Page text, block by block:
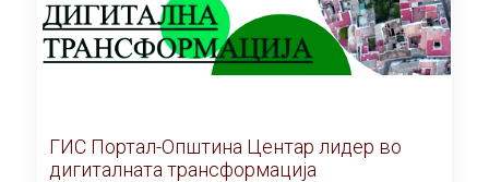
ГИС Портал-Општина Центар лидер во
дигиталната трансформација